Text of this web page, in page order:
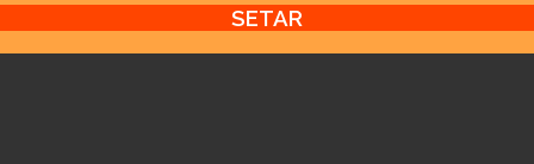
SETAR